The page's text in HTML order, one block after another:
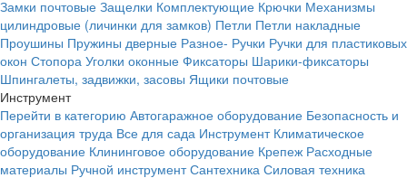
Замки почтовые Защелки Комплектующие Крючки Механизмы
цилиндровые (личинки для замков) Петли Петли накладные
Проушины Пружины дверные Разное- Ручки Ручки для пластиковых
окон Стопора Уголки оконные Фиксаторы Шарики-фиксаторы
Шпингалеты, задвижки, засовы Ящики почтовые
Инструмент
Перейти в категорию Автогаражное оборудование Безопасность и
организация труда Все для сада Инструмент Климатическое
оборудование Клининговое оборудование Крепеж Расходные
материалы Ручной инструмент Сантехника Силовая техника